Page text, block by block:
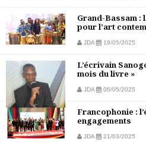
Grand-Bassam :
pour l’art
JDA 19/05/2025
L’écrivain
mois du livre »
JDA 06/05/2025
Francophonie :
engagements
JDA 21/03/2025